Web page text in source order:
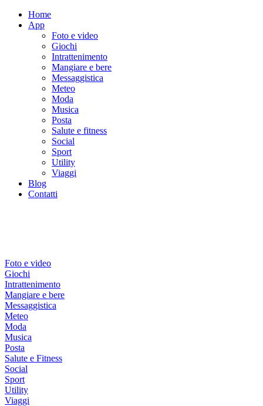
Home
App
Foto e video
Giochi
Intrattenimento
Mangiare e bere
Messaggistica
Meteo
Moda
Musica
Posta
Salute e fitness
Social
Sport
Utility
Viaggi
Blog
Contatti
Foto e video
Giochi
Intrattenimento
Mangiare e bere
Messaggistica
Meteo
Moda
Musica
Posta
Salute e Fitness
Social
Sport
Utility
Viaggi